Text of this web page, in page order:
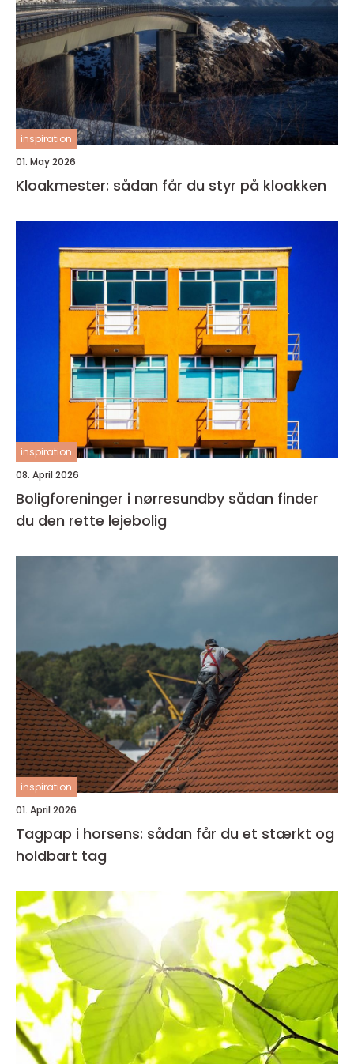
inspiration
01. May 2026
Kloakmester: sådan får du styr på kloakken
inspiration
08. April 2026
Boligforeninger i nørresundby sådan finder
du den rette lejebolig
inspiration
01. April 2026
Tagpap i horsens: sådan får du et stærkt og
holdbart tag